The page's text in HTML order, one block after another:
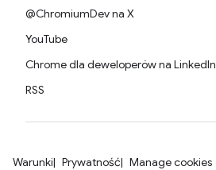
@ChromiumDev na X
YouTube
Chrome dla deweloperów na LinkedIn
RSS
Warunki Prywatność Manage cookies